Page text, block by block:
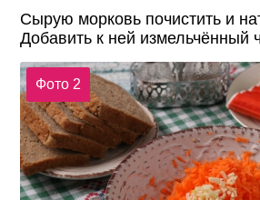
Сырую морковь почистить и
Добавить к ней измельчённый
Фото 2